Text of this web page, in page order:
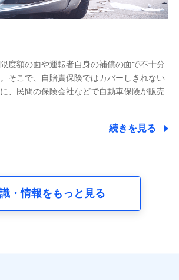
イント残高、dポイント利用履歴などが
社NTTドコモが提供する各種サービスな
ドコモが提供する各種サービスのご契
履歴インターネット利用時の行動に関す
ケーション利用時の行動に関する情報、
ビスや商品の名称・購入場所・決済に関
ケートの回答に関する情報などが含まれ
、保険料のお支払方法、車のメーカーや
情報、建物の構造や築年数などの情報、
度額の面や運転者自身の補償の面で不十分
そこで、自賠責保険ではカバーしきれない
、民間の保険会社などで自動車保険が販売
続きを見る
・情報をもっと見る